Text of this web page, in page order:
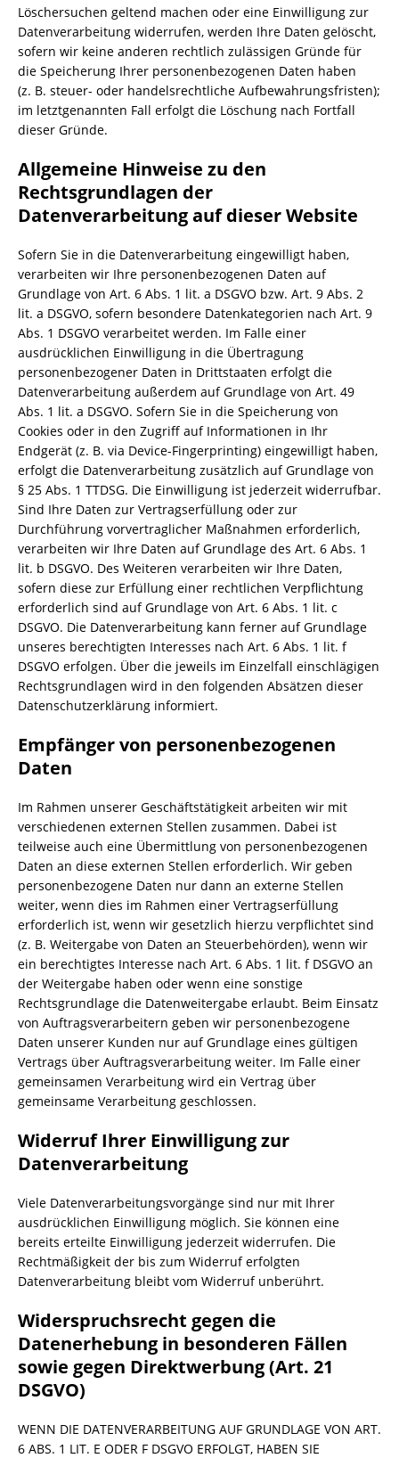
Löschersuchen geltend machen oder eine Einwilligung zur
Datenverarbeitung widerrufen, werden Ihre Daten gelöscht,
sofern wir keine anderen rechtlich zulässigen Gründe für
die Speicherung Ihrer personenbezogenen Daten haben
(z. B. steuer- oder handelsrechtliche Aufbewahrungsfristen);
im letztgenannten Fall erfolgt die Löschung nach Fortfall
dieser Gründe.
Allgemeine Hinweise zu den
Rechtsgrundlagen der
Datenverarbeitung auf dieser Website
Sofern Sie in die Datenverarbeitung eingewilligt haben,
verarbeiten wir Ihre personenbezogenen Daten auf
Grundlage von Art. 6 Abs. 1 lit. a DSGVO bzw. Art. 9 Abs. 2
lit. a DSGVO, sofern besondere Datenkategorien nach Art. 9
Abs. 1 DSGVO verarbeitet werden. Im Falle einer
ausdrücklichen Einwilligung in die Übertragung
personenbezogener Daten in Drittstaaten erfolgt die
Datenverarbeitung außerdem auf Grundlage von Art. 49
Abs. 1 lit. a DSGVO. Sofern Sie in die Speicherung von
Cookies oder in den Zugriff auf Informationen in Ihr
Endgerät (z. B. via Device-Fingerprinting) eingewilligt haben,
erfolgt die Datenverarbeitung zusätzlich auf Grundlage von
§ 25 Abs. 1 TTDSG. Die Einwilligung ist jederzeit widerrufbar.
Sind Ihre Daten zur Vertragserfüllung oder zur
Durchführung vorvertraglicher Maßnahmen erforderlich,
verarbeiten wir Ihre Daten auf Grundlage des Art. 6 Abs. 1
lit. b DSGVO. Des Weiteren verarbeiten wir Ihre Daten,
sofern diese zur Erfüllung einer rechtlichen Verpflichtung
erforderlich sind auf Grundlage von Art. 6 Abs. 1 lit. c
DSGVO. Die Datenverarbeitung kann ferner auf Grundlage
unseres berechtigten Interesses nach Art. 6 Abs. 1 lit. f
DSGVO erfolgen. Über die jeweils im Einzelfall einschlägigen
Rechtsgrundlagen wird in den folgenden Absätzen dieser
Datenschutzerklärung informiert.
Empfänger von personenbezogenen
Daten
Im Rahmen unserer Geschäftstätigkeit arbeiten wir mit
verschiedenen externen Stellen zusammen. Dabei ist
teilweise auch eine Übermittlung von personenbezogenen
Daten an diese externen Stellen erforderlich. Wir geben
personenbezogene Daten nur dann an externe Stellen
weiter, wenn dies im Rahmen einer Vertragserfüllung
erforderlich ist, wenn wir gesetzlich hierzu verpflichtet sind
(z. B. Weitergabe von Daten an Steuerbehörden), wenn wir
ein berechtigtes Interesse nach Art. 6 Abs. 1 lit. f DSGVO an
der Weitergabe haben oder wenn eine sonstige
Rechtsgrundlage die Datenweitergabe erlaubt. Beim Einsatz
von Auftragsverarbeitern geben wir personenbezogene
Daten unserer Kunden nur auf Grundlage eines gültigen
Vertrags über Auftragsverarbeitung weiter. Im Falle einer
gemeinsamen Verarbeitung wird ein Vertrag über
gemeinsame Verarbeitung geschlossen.
Widerruf Ihrer Einwilligung zur
Datenverarbeitung
Viele Datenverarbeitungsvorgänge sind nur mit Ihrer
ausdrücklichen Einwilligung möglich. Sie können eine
bereits erteilte Einwilligung jederzeit widerrufen. Die
Rechtmäßigkeit der bis zum Widerruf erfolgten
Datenverarbeitung bleibt vom Widerruf unberührt.
Widerspruchsrecht gegen die
Datenerhebung in besonderen Fällen
sowie gegen Direktwerbung (Art. 21
DSGVO)
WENN DIE DATENVERARBEITUNG AUF GRUNDLAGE VON ART.
6 ABS. 1 LIT. E ODER F DSGVO ERFOLGT, HABEN SIE